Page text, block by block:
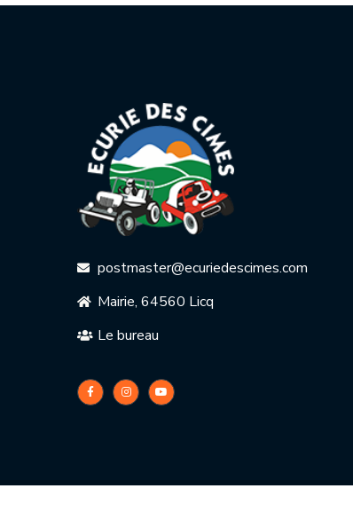
postmaster@ecuriedescimes.com
Mairie, 64560 Licq
Le bureau